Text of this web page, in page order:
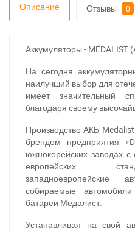
Описание Отзывы 0
Аккумуляторы - MEDALIST
На сегодня
наилучший выбор для
имеет значительный
благодаря своему
Производство АКБ
брендом предприятия
южнокорейских заводах
европейских
западноевропейские
собираемые
батареи Медалист.
Устанавливая на свой